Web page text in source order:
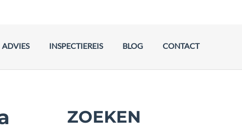
ADVIES INSPECTIEREIS BLOG CONTACT
ZOEKEN